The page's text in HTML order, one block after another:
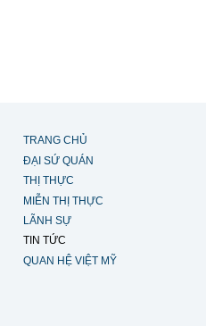
TRANG CHỦ
ĐẠI SỨ QUÁN
THỊ THỰC
MIỄN THỊ THỰC
LÃNH SỰ
TIN TỨC
QUAN HỆ VIỆT MỸ